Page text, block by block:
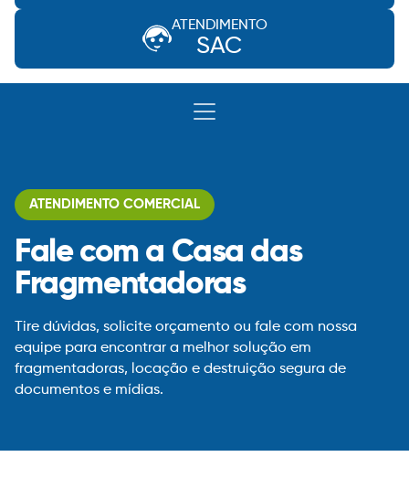
ATENDIMENTO
SAC
ATENDIMENTO COMERCIAL
Fale com a Casa das
Fragmentadoras
Tire dúvidas, solicite orçamento ou fale com nossa
equipe para encontrar a melhor solução em
fragmentadoras, locação e destruição segura de
documentos e mídias.